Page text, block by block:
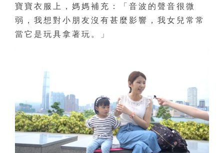
寶寶衣服上，媽媽補充：「音波的聲音很微
弱，我想對小朋友沒有甚麼影響，我女兒常常
當它是玩具拿著玩。」